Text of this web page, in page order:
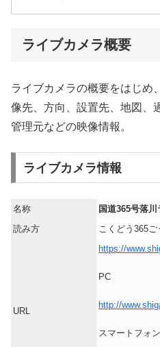
ライブカメラ概要
ライブカメラの概要をはじめ
像先、方向、設置先、地図、
管理元などの映像情報。
ライブカメラ情報
名称
国道365号落
読み方
こくどう365
URL
https://
PC
http://
スマートフォン